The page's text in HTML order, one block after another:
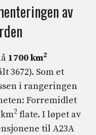
av
1700 km2
3672). Som et
i rangeringen
Forremidlet
2 flate. I løpet av
til A23A